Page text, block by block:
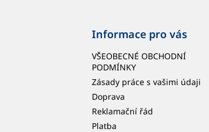
Informace pro vás
VŠEOBECNÉ OBCHODNÍ
PODMÍNKY
Zásady práce s vašimi údaji
Doprava
Reklamační řád
Platba